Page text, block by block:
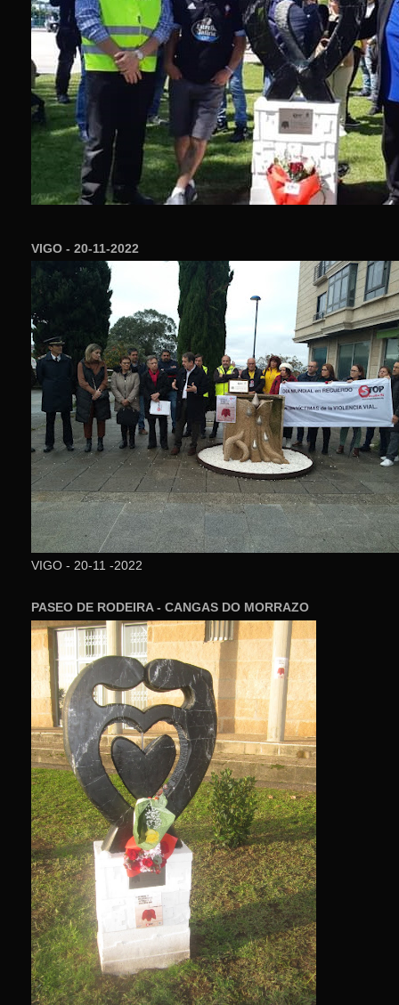
VIGO - 20-11-2022
VIGO - 20-11 -2022
PASEO DE RODEIRA - CANGAS DO MORRAZO